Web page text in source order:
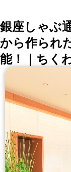
銀座しゃぶ
から作られ
能！｜ちくわ